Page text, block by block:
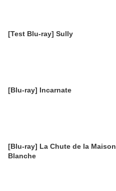
[Test Blu-ray] Sully
[Blu-ray] Incarnate
[Blu-ray] La Chute de la Maison
Blanche